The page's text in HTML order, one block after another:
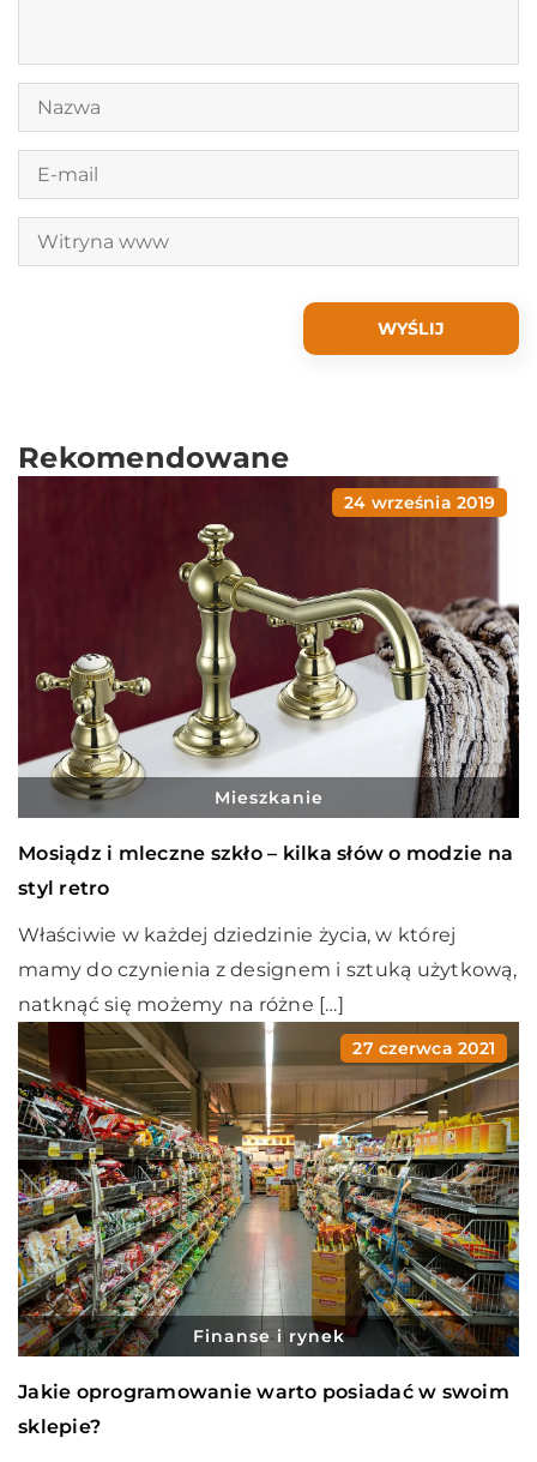
Rekomendowane
24 września 2019
Mieszkanie
Mosiądz i mleczne szkło – kilka słów o modzie na
styl retro
Właściwie w każdej dziedzinie życia, w której
mamy do czynienia z designem i sztuką użytkową,
natknąć się możemy na różne […]
27 czerwca 2021
Finanse i rynek
Jakie oprogramowanie warto posiadać w swoim
sklepie?